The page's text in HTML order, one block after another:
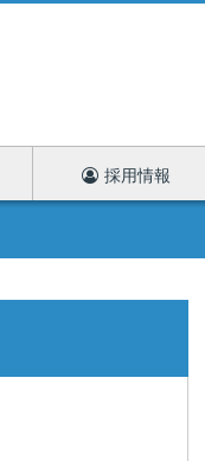
採用情報